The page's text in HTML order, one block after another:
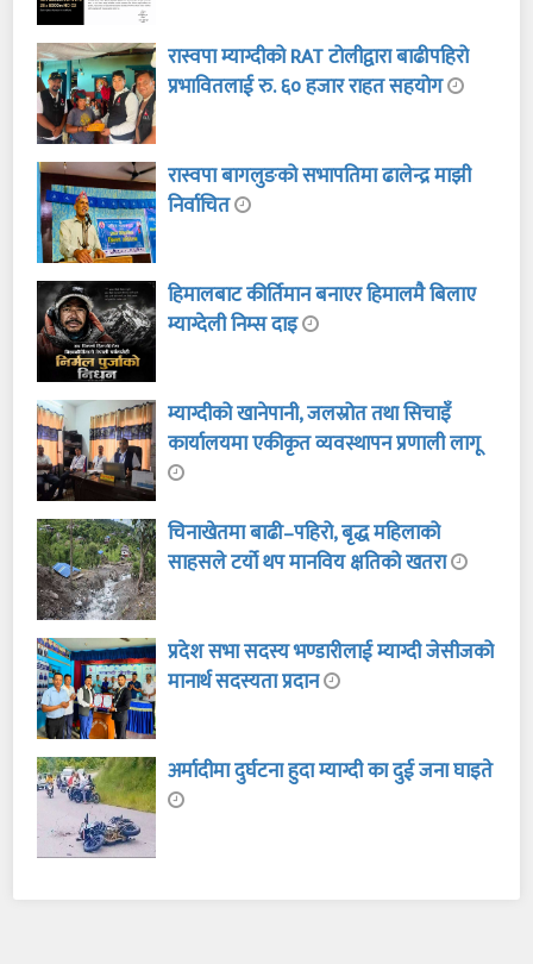
रास्वपा म्याग्दीको RAT टोलीद्वारा बाढीपहिरो
प्रभावितलाई रु. ६० हजार राहत सहयोग
रास्वपा बागलुङको सभापतिमा ढालेन्द्र माझी
निर्वाचित
हिमालबाट कीर्तिमान बनाएर हिमालमै बिलाए
म्याग्देली निम्स दाइ
म्याग्दीको खानेपानी, जलस्रोत तथा सिचाइँ
कार्यालयमा एकीकृत व्यवस्थापन प्रणाली लागू
चिनाखेतमा बाढी–पहिरो, बृद्ध महिलाको
साहसले टर्यो थप मानविय क्षतिको खतरा
प्रदेश सभा सदस्य भण्डारीलाई म्याग्दी जेसीजको
मानार्थ सदस्यता प्रदान
अर्मादीमा दुर्घटना हुदा म्याग्दी का दुई जना घाइते